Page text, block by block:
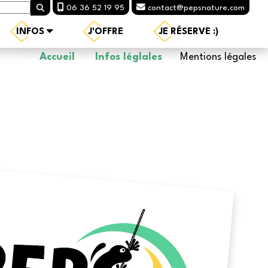
06 36 52 19 95 contact@pepsnature.com
INFOS J'OFFRE JE RÉSERVE :)
Accueil Infos léglales Mentions légales